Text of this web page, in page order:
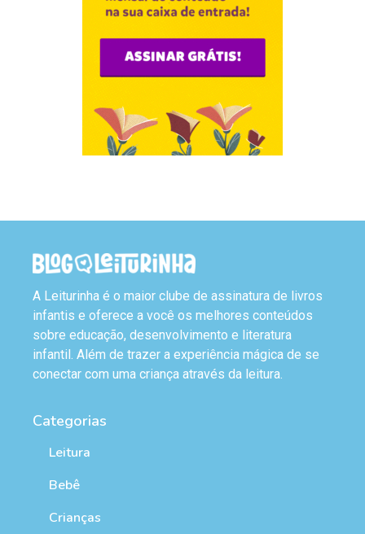
A Leiturinha é o maior clube de assinatura de livros
infantis e oferece a você os melhores conteúdos
sobre educação, desenvolvimento e literatura
infantil. Além de trazer a experiência mágica de se
conectar com uma criança através da leitura.
Categorias
Leitura
Bebê
Crianças